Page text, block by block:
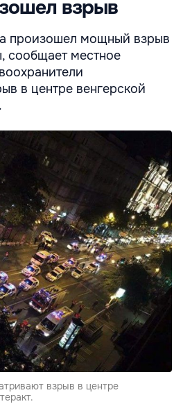
взрыв
произошел мощный взрыв
сообщает местное
в центре венгерской
взрыв в центре